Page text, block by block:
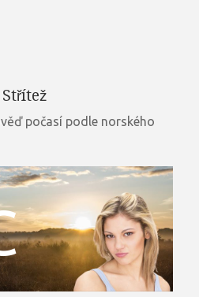
počasí podle norského